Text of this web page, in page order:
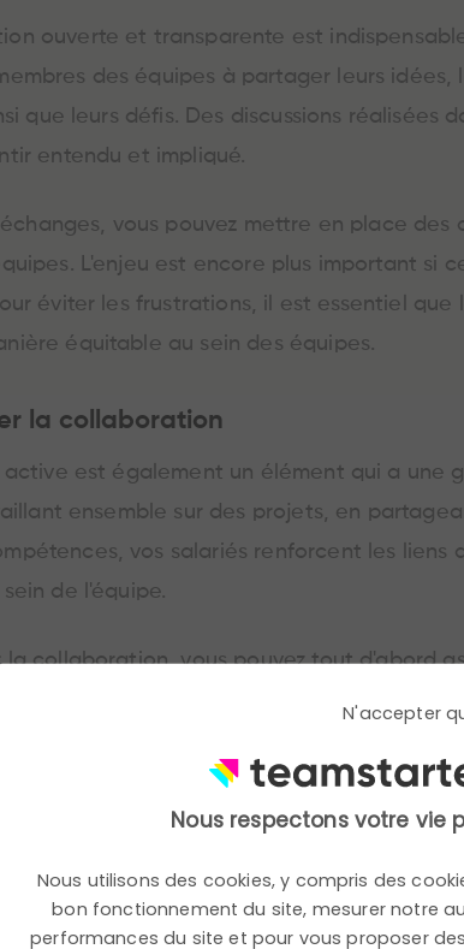
ouverte et transparente est
des équipes à partager leurs
que leurs défis. Des discussions
entendu et impliqué.
vous pouvez mettre en place
L'enjeu est encore plus important si
éviter les frustrations, il est essentiel que
équitable au sein des équipes.
la collaboration
est également un élément qui a une
ensemble sur des projets, en
vos salariés renforcent les liens
de l'équipe.
la collaboration, vous pouvez tout d'abord
les échanges. Il est aussi possible
d'interagir facilement et de
esprit de compétition au sein des
uniquement sur ses performances
N'accepter
Nous respectons votre vie
Nous utilisons des cookies, y compris des
bon fonctionnement du site, mesurer notre
performances du site et pour vous proposer